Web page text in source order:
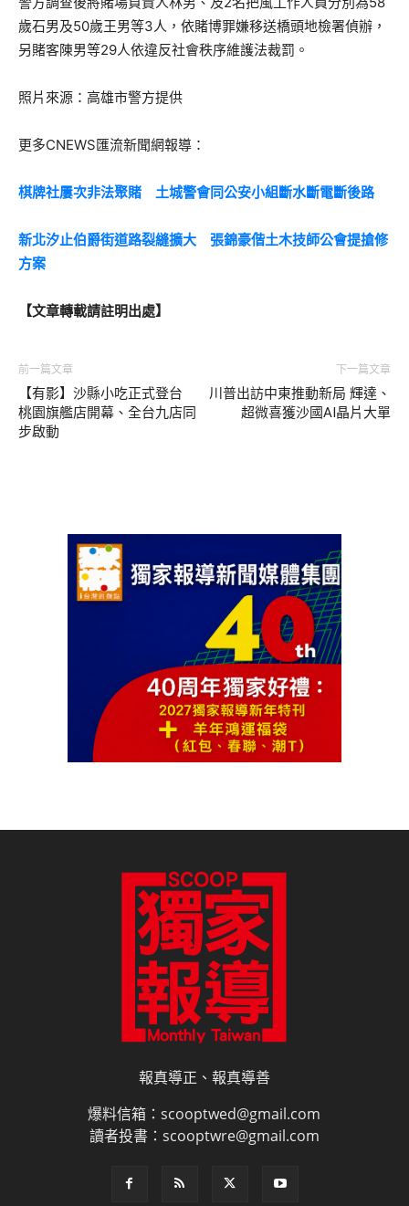
歲石男及50歲王男等3人，依賭博罪嫌移送橋頭地檢署偵辦，
另賭客陳男等29人依違反社會秩序維護法裁罰。
照片來源：高雄市警方提供
更多CNEWS匯流新聞網報導：
棋牌社屢次非法聚賭 土城警會同公安小組斷水斷電斷後路
新北汐止伯爵街道路裂縫擴大 張錦豪偕土木技師公會提搶修
方案
【文章轉載請註明出處】
前一篇文章
【有影】沙縣小吃正式登台
桃園旗艦店開幕、全台九店同
步啟動
下一篇文章
川普出訪中東推動新局 輝達、
超微喜獲沙國AI晶片大單
報真導正、報真導善
爆料信箱：scooptwed@gmail.com
讀者投書：scooptwre@gmail.com